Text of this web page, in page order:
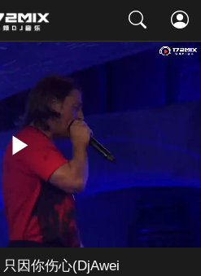
取消
只因你伤心(DjAwei